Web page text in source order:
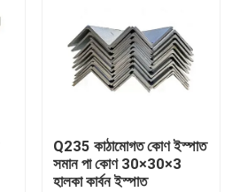
Q235 কাঠামোগত কোণ ইস্পাত
সমান পা কোণ 30×30×3
হালকা কার্বন ইস্পাত